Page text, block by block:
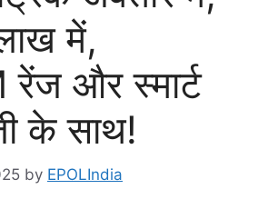
में,
और स्मार्ट
के साथ!
by EPOLIndia